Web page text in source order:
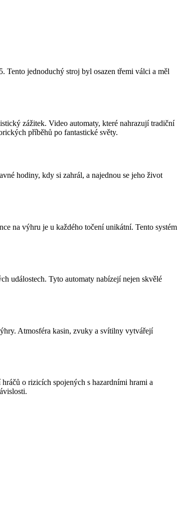
Tento jednoduchý stroj byl osazen třemi válci a měl
zážitek. Video automaty, které nahrazují tradiční
příběhů po fantastické světy.
hodiny, kdy si zahrál, a najednou se jeho život
na výhru je u každého točení unikátní. Tento systém
událostech. Tyto automaty nabízejí nejen skvělé
Atmosféra kasin, zvuky a svítilny vytvářejí
o rizicích spojených s hazardními hrami a